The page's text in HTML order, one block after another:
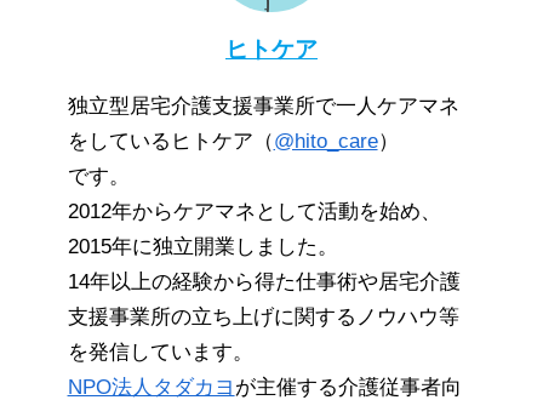
ヒトケア
独立型居宅介護支援事業所で一人ケアマネ
をしているヒトケア（@hito_care）
です。
2012年からケアマネとして活動を始め、
2015年に独立開業しました。
14年以上の経験から得た仕事術や居宅介護
支援事業所の立ち上げに関するノウハウ等
を発信しています。
NPO法人タダカヨ が主催する介護従事者向